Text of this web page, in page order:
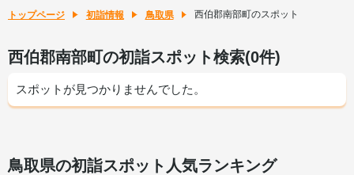
トップページ 初詣情報 鳥取県 西伯郡南部町のスポット
西伯郡南部町の初詣スポット検索(0件)
スポットが見つかりませんでした。
鳥取県の初詣スポット人気ランキング